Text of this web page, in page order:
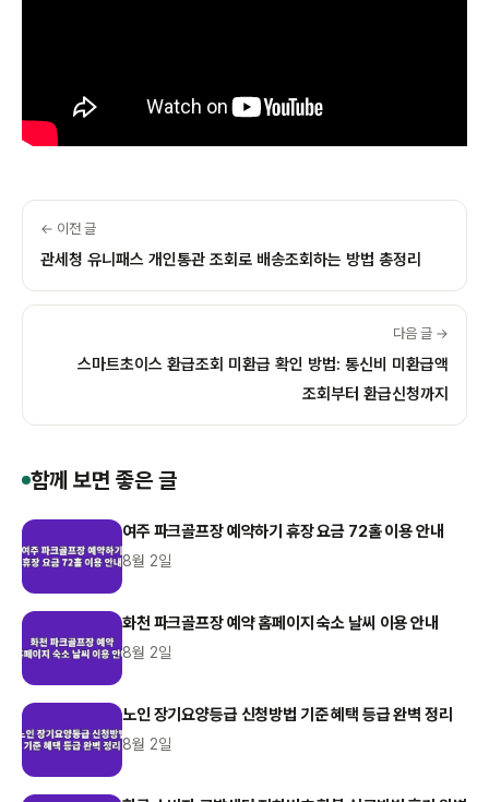
← 이전 글
관세청 유니패스 개인통관 조회로 배송조회하는 방법 총정리
다음 글 →
스마트초이스 환급조회 미환급 확인 방법: 통신비 미환급액
조회부터 환급신청까지
함께 보면 좋은 글
여주 파크골프장 예약하기 휴장 요금 72홀 이용 안내
8월 2일
화천 파크골프장 예약 홈페이지 숙소 날씨 이용 안내
8월 2일
노인 장기요양등급 신청방법 기준 혜택 등급 완벽 정리
8월 2일